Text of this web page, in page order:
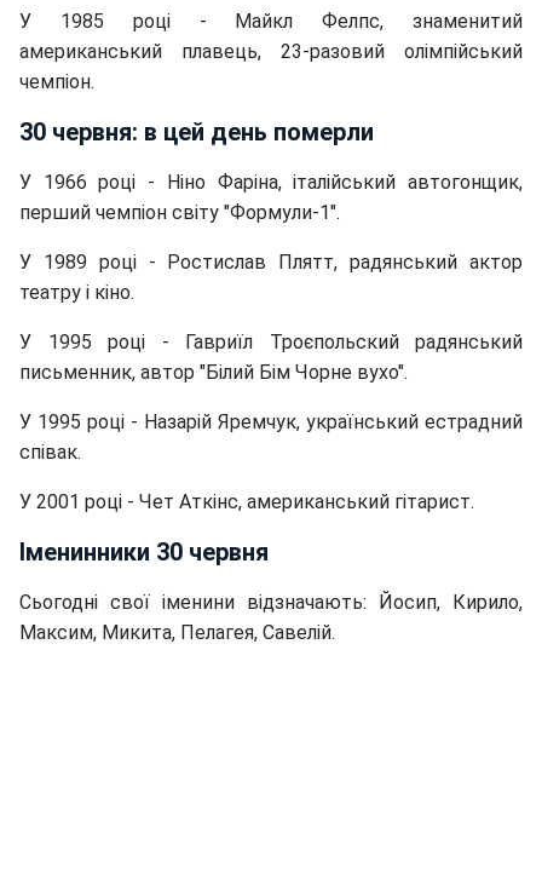
У 1985 році - Майкл Фелпс, знаменитий
американський плавець, 23-разовий олімпійський
чемпіон.
30 червня: в цей день померли
У 1966 році - Ніно Фаріна, італійський автогонщик,
перший чемпіон світу "Формули-1".
У 1989 році - Ростислав Плятт, радянський актор
театру і кіно.
У 1995 році - Гавриїл Троєпольский радянський
письменник, автор "Білий Бім Чорне вухо".
У 1995 році - Назарій Яремчук, український естрадний
співак.
У 2001 році - Чет Аткінс, американський гітарист.
Іменинники 30 червня
Сьогодні свої іменини відзначають: Йосип, Кирило,
Максим, Микита, Пелагея, Савелій.